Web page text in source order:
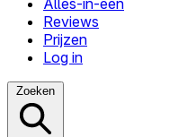
Reviews
Prijzen
Log in
Zoeken